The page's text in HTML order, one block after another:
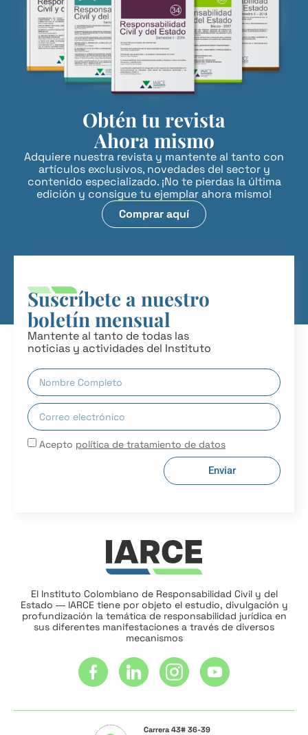
Obtén tu revista
Ahora mismo
Adquiere nuestra revista y mantente al tanto con
artículos exclusivos, novedades del sector y
contenido especializado. ¡No te pierdas la última
edición y consigue tu ejemplar ahora mismo!
Comprar aquí
Suscríbete a nuestro
boletín mensual
Mantente al tanto de todas las
noticias y actividades del Instituto
Acepto política de tratamiento de datos
Enviar
El Instituto Colombiano de Responsabilidad Civil y del
Estado ― IARCE tiene por objeto el estudio, divulgación y
profundización la temática de responsabilidad jurídica en
sus diferentes manifestaciones a través de diversos
mecanismos
Carrera 43# 36-39